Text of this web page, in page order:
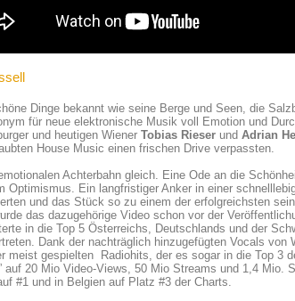
Dinge bekannt wie seine Berge und Seen, die
für neue elektronische Musik voll Emotion und
und heutigen Wiener Tobias Rieser und Adrian
House Music einen frischen Drive verpassten.
Achterbahn gleich. Eine Ode an die
Optimismus. Ein langfristiger Anker in einer
und das Stück so zu einem der erfolgreichsten
das dazugehörige Video schon vor der
in die Top 5 Österreichs, Deutschlands und der
Dank der nachträglich hinzugefügten Vocals von
meist gespielten Radiohits, der es sogar in die Top 3
auf 20 Mio Video-Views, 50 Mio Streams und 1,4 Mio.
#1 und in Belgien auf Platz #3 der Charts.